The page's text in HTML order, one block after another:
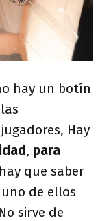
hay un botín
Hay
, para
hay que saber
de ellos
sirve de